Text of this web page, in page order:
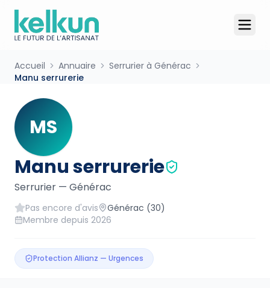
Accueil Annuaire
Serrurier à Générac
Manu serrurerie
MS
Manu serrurerie
Serrurier — Générac
Pas encore d'avis Générac (30)
Membre depuis 2026
Protection Allianz — Urgences